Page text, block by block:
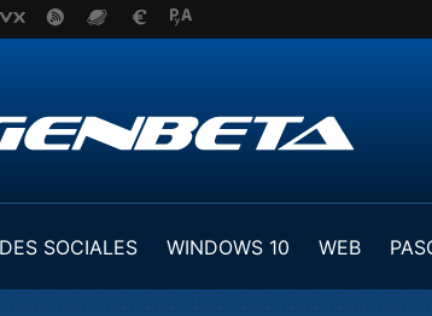
SOCIALES WINDOWS 10 WEB